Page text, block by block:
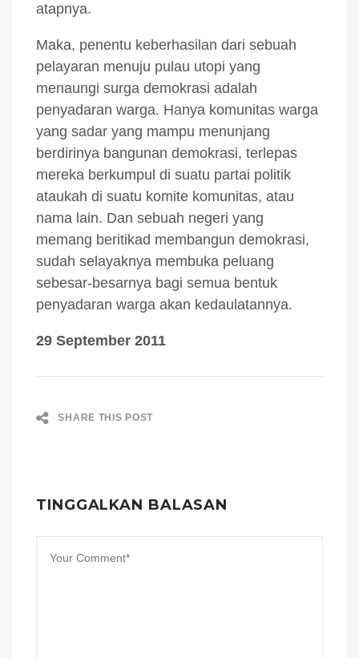
atapnya.
Maka, penentu keberhasilan dari sebuah
pelayaran menuju pulau utopi yang
menaungi surga demokrasi adalah
penyadaran warga. Hanya komunitas warga
yang sadar yang mampu menunjang
berdirinya bangunan demokrasi, terlepas
mereka berkumpul di suatu partai politik
ataukah di suatu komite komunitas, atau
nama lain. Dan sebuah negeri yang
memang beritikad membangun demokrasi,
sudah selayaknya membuka peluang
sebesar-besarnya bagi semua bentuk
penyadaran warga akan kedaulatannya.
29 September 2011
SHARE THIS POST
TINGGALKAN BALASAN